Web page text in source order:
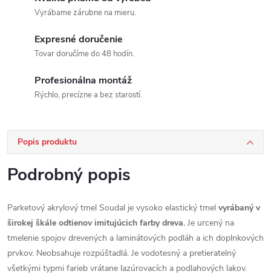
Vyrábame zárubne na mieru.
Expresné doručenie
Tovar doručíme do 48 hodín.
Profesionálna montáž
Rýchlo, precízne a bez starostí.
Popis produktu
Podrobný popis
Parketový akrylový tmel Soudal je vysoko elastický tmel vyrábaný v
širokej škále odtienov imitujúcich farby dreva. Je urcený na
tmelenie spojov drevených a laminátových podláh a ich doplnkových
prvkov. Neobsahuje rozpúštadlá. Je vodotesný a pretieratelný
všetkými typmi farieb vrátane lazúrovacích a podlahových lakov.